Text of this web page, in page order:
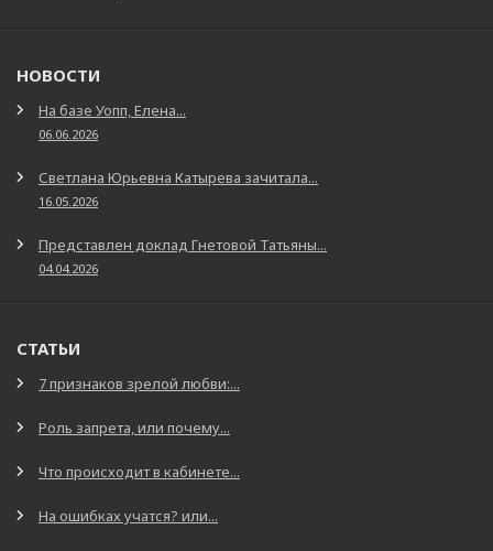
НОВОСТИ
На базе Уопп, Елена...
06.06.2026
Светлана Юрьевна Катырева зачитала...
16.05.2026
Представлен доклад Гнетовой Татьяны...
04.04.2026
СТАТЬИ
7 признаков зрелой любви:...
Роль запрета, или почему...
Что происходит в кабинете...
На ошибках учатся? или...